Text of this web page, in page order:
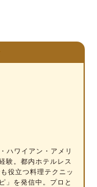
ハワイアン・アメリ
験。都内ホテルレス
役立つ料理テクニッ
」を発信中。プロと